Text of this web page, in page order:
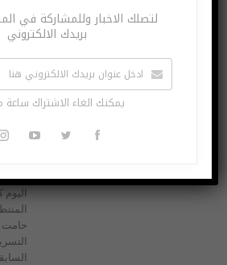
حامت
لتصلك الاخبار وللمشاركة في
بريدك الالكتروني
يمكنك الغاء الاشتراك ساعة